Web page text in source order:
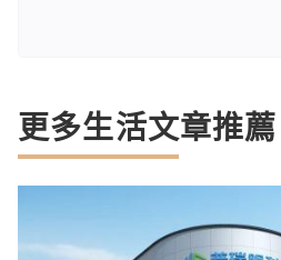
更多生活文章推薦